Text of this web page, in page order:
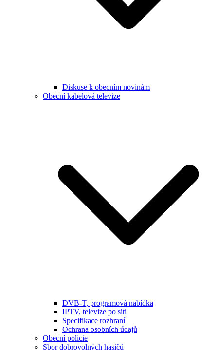
Diskuse k obecním novinám
Obecní kabelová televize
DVB-T, programová nabídka
IPTV, televize po síti
Specifikace rozhraní
Ochrana osobních údajů
Obecní policie
Sbor dobrovolných hasičů